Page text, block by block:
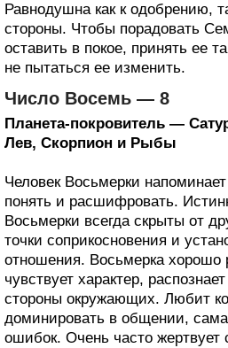
Равнодушна как к одобрению,
стороны. Чтобы порадовать
оставить в покое, принять ее
не пытаться ее изменить.
Число Восемь — 8
Планета-покровитель —
Лев, Скорпион и Рыбы
Человек Восьмерки
понять и расшифровать.
Восьмерки всегда скрыты от
точки соприкосновения и
отношения. Восьмерка хорошо
чувствует характер,
стороны окружающих. Любит
доминировать в общении, сама
ошибок. Очень часто